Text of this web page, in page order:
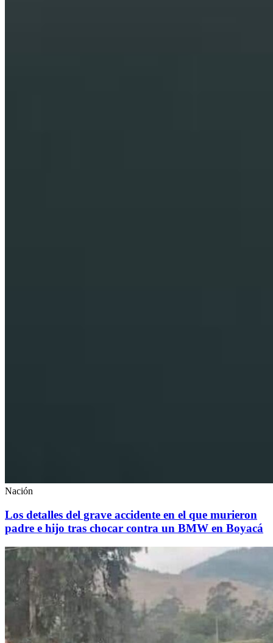
Nación
Los detalles del grave accidente en el que murieron
padre e hijo tras chocar contra un BMW en Boyacá